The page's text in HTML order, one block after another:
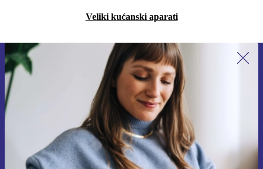
Veliki kućanski aparati
Prijavi se na newsletter!
Nikad više ne propusti ponudu.
Zatraži kupon